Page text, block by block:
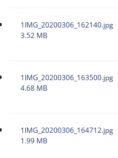
1IMG_20200306_162140.jpg
3.52 MB
1IMG_20200306_163500.jpg
4.68 MB
1IMG_20200306_164712.jpg
1.99 MB